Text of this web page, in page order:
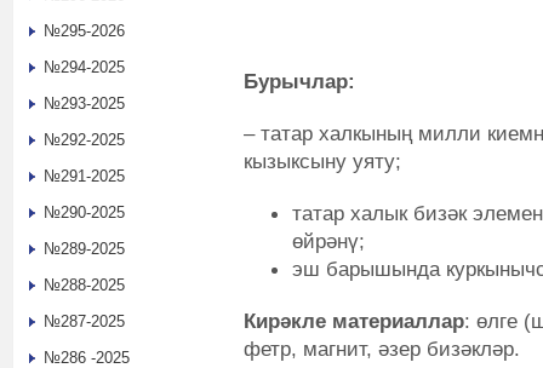
Бурычлар:
– татар халкының милли
кызыксыну уяту;
татар халык бизәк
өйрәнү;
эш барышында
Кирәкле материаллар: өлге
фетр, магнит, әзер бизәкләр.
№295-2026
№294-2025
№293-2025
№292-2025
№291-2025
№290-2025
№289-2025
№288-2025
№287-2025
№286 -2025